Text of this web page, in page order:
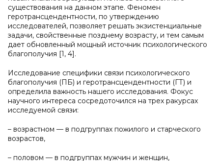
существования на данном этапе. Феномен
геротрансцендентности, по утверждению
исследователей, позволяет решать экзистенциальные
задачи, свойственные позднему возрасту, и тем самым
дает обновленный мощный источник психологического
благополучия [1, 4].
Исследование специфики связи психологического
благополучия (ПБ) и геротрансцендентности (ГТ) и
определила важность нашего исследования. Фокус
научного интереса сосредоточился на трех ракурсах
исследуемой связи:
– возрастном — в подгруппах пожилого и старческого
возрастов,
– половом — в подгруппах мужчин и женщин,